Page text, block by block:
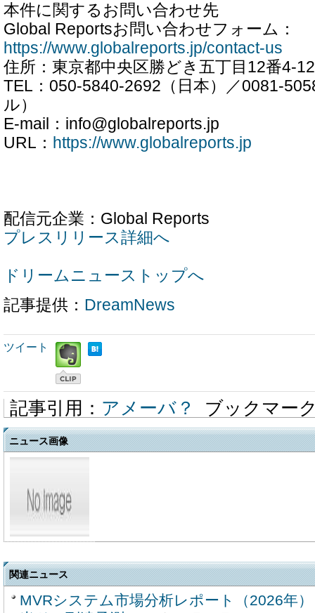
本件に関するお問い合わせ先
Global Reportsお問い合わせフォーム：
https://www.globalreports.jp/contact-us
住所：東京都中央区勝どき五丁目12番4-
TEL：050-5840-2692（日本）／0081-
ル）
E-mail：info@globalreports.jp
URL： https://www.globalreports.jp
配信元企業：Global Reports
プレスリリース詳細へ
ドリームニューストップへ
記事提供： DreamNews
ツイート
記事引用： アメーバ？ ブックマー
ニュース画像
関連ニュース
MVRシステム市場分析レポート（2026年